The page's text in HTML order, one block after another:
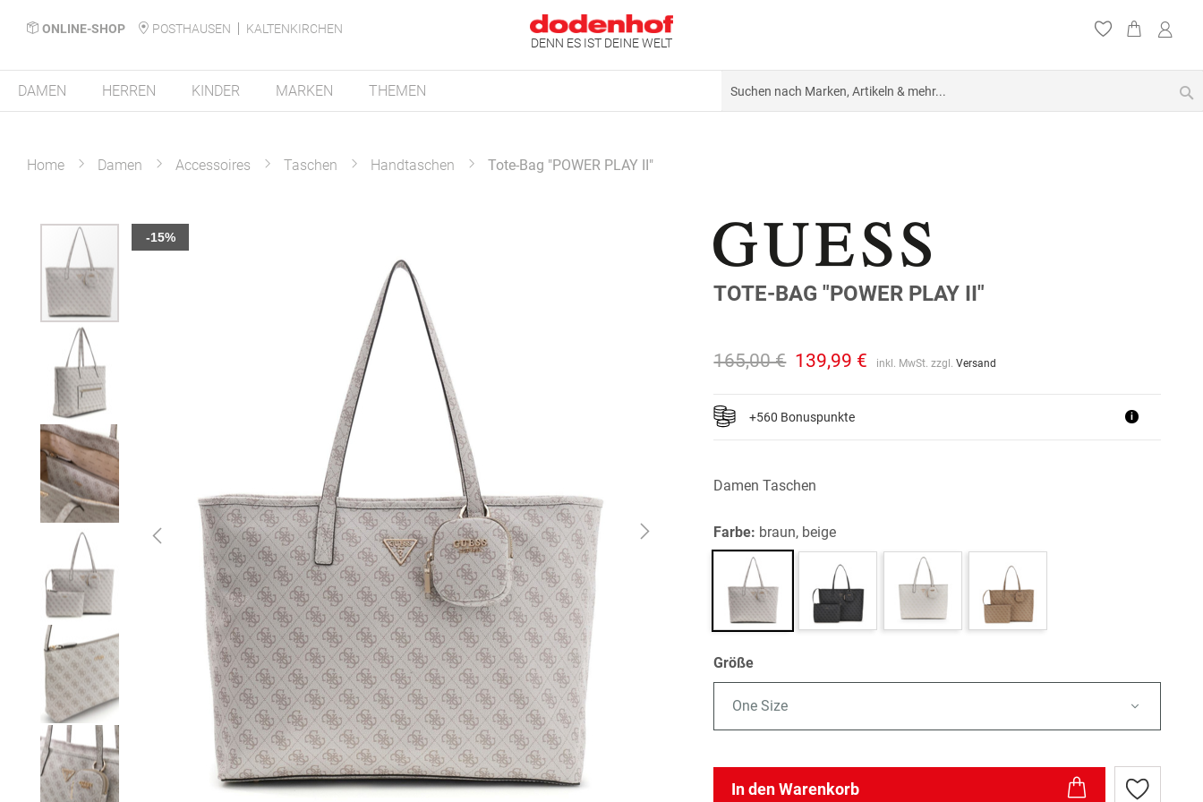
ONLINE-SHOP POSTHAUSEN
KALTENKIRCHEN
DENN ES IST DEINE WELT
DAMEN HERREN KINDER MARKEN THEMEN
Home Damen Accessoires Taschen Handtaschen Tote-Bag "POWER PLAY II"
Zum
der
Bildergalerie
-15%
TOTE-BAG "POWER PLAY II"
165,00 € 139,99 € inkl. MwSt. zzgl.Versand
+560 Bonuspunkte i
Damen Taschen
Farbe: braun, beige
Größe
One Size
In den Warenkorb
Zur